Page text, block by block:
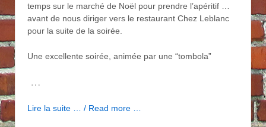
temps sur le marché de Noël pour prendre l’apéritif …
avant de nous diriger vers le restaurant Chez Leblanc
pour la suite de la soirée.
Une excellente soirée, animée par une “tombola”
…
Lire la suite … / Read more …